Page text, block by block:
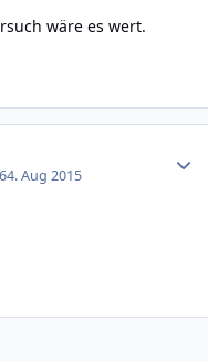
wäre es wert.
4. Aug 2015